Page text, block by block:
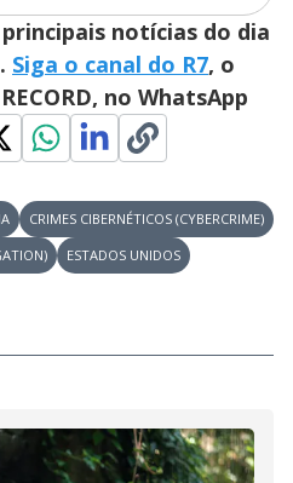
notícias do dia
Siga o canal do R7, o
no WhatsApp
CRIMES CIBERNÉTICOS (CYBERCRIME)
ESTADOS UNIDOS